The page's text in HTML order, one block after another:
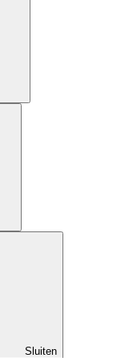
Sluiten